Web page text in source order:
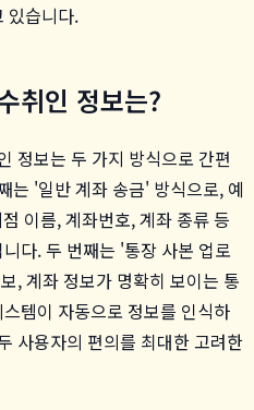
있습니다.
취인 정보는?
정보는 두 가지 방식으로 간편
는 '일반 계좌 송금' 방식으로, 예
이름, 계좌번호, 계좌 종류 등
다. 두 번째는 '통장 사본 업로
, 계좌 정보가 명확히 보이는 통
템이 자동으로 정보를 인식하
사용자의 편의를 최대한 고려한